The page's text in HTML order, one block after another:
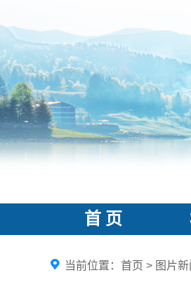
首 页
当前位置： 首页 > 图片新